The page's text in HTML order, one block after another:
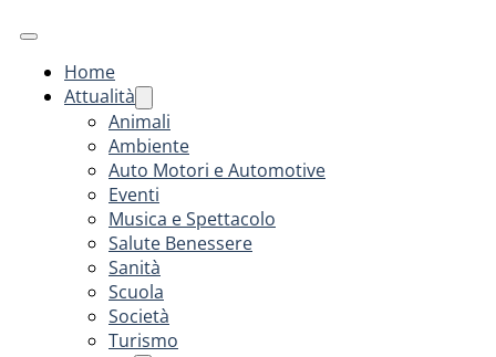
Home
Attualità
Animali
Ambiente
Auto Motori e Automotive
Eventi
Musica e Spettacolo
Salute Benessere
Sanità
Scuola
Società
Turismo